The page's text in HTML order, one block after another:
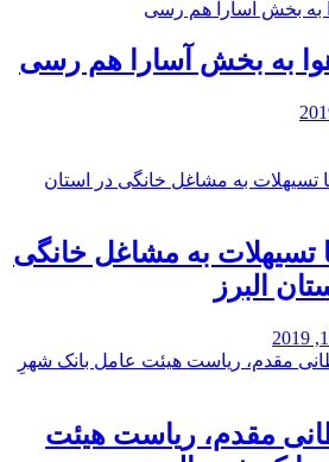
به بخش آسارا هم رسی
تسیهلات به مشاغل خانگی
البرز
مقدم، ریاست هیئت